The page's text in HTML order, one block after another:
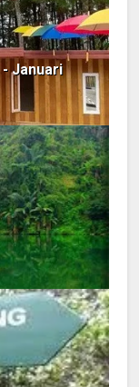
Januari